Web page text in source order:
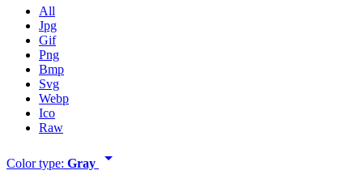
All
Jpg
Gif
Png
Bmp
Svg
Webp
Ico
Raw
Color type: Gray arrow_drop_down